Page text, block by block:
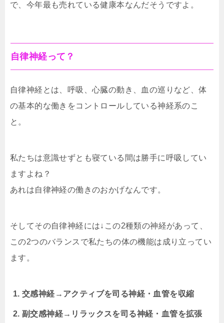
で、今年最も売れている健康本なんだそうですよ。
自律神経って？
自律神経とは、呼吸、心臓の動き、血の巡りなど、体
の基本的な働きをコントロールしている神経系のこ
と。
私たちは意識せずとも寝ている間は勝手に呼吸してい
ますよね？
あれは自律神経の働きのおかげなんです。
そしてその自律神経には↓この2種類の神経があって、
この2つのバランスで私たちの体の機能は成り立ってい
ます。
交感神経→アクティブを司る神経・血管を収縮
副交感神経→リラックスを司る神経・血管を拡張